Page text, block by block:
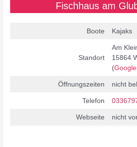
Fischhaus am
Boote Kajaks
Standort
Am
15864
(
Öffnungszeiten nicht
Telefon
Webseite nicht